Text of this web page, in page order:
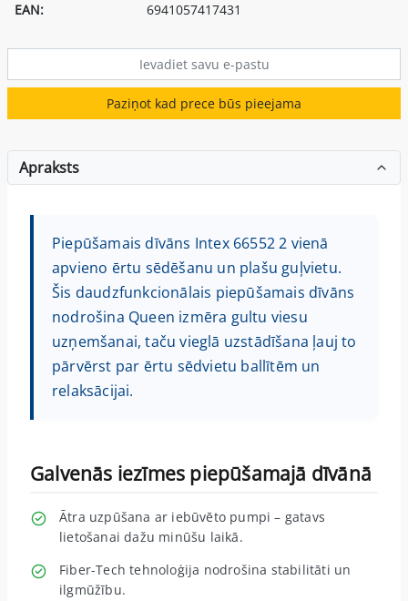
EAN:
6941057417431
Paziņot kad prece būs pieejama
Apraksts
Piepūšamais dīvāns Intex 66552 2 vienā
apvieno ērtu sēdēšanu un plašu guļvietu.
Šis daudzfunkcionālais piepūšamais dīvāns
nodrošina Queen izmēra gultu viesu
uzņemšanai, taču vieglā uzstādīšana ļauj to
pārvērst par ērtu sēdvietu ballītēm un
relaksācijai.
Galvenās iezīmes piepūšamajā dīvānā
Ātra uzpūšana ar iebūvēto pumpi – gatavs
lietošanai dažu minūšu laikā.
Fiber-Tech tehnoloģija nodrošina stabilitāti un
ilgmūžību.